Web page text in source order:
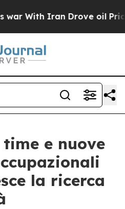
With Iran Drove oil Prices
e nuove
la ricerca